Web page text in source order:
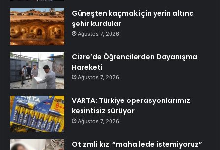
Güneşten kaçmak için yerin altına
şehir kurdular
Ağustos 7, 2026
Cizre’de Öğrencilerden Dayanışma
Hareketi
Ağustos 7, 2026
VARTA: Türkiye operasyonlarımız
kesintisiz sürüyor
Ağustos 7, 2026
Otizmli kızı “mahallede istemiyoruz”